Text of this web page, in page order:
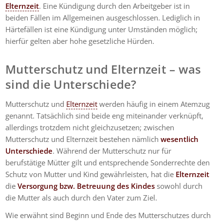
Elternzeit. Eine Kündigung durch den Arbeitgeber ist in
beiden Fällen im Allgemeinen ausgeschlossen. Lediglich in
Härtefällen ist eine Kündigung unter Umständen möglich;
hierfür gelten aber hohe gesetzliche Hürden.
Mutterschutz und Elternzeit – was
sind die Unterschiede?
Mutterschutz und Elternzeit werden häufig in einem Atemzug
genannt. Tatsächlich sind beide eng miteinander verknüpft,
allerdings trotzdem nicht gleichzusetzen; zwischen
Mutterschutz und Elternzeit bestehen nämlichwesentlich
Unterschiede. Während der Mutterschutz nur für
berufstätige Mütter gilt und entsprechende Sonderrechte den
Schutz von Mutter und Kind gewährleisten, hat die Elternzeit
dieVersorgung bzw. Betreuung des Kindes sowohl durch
die Mutter als auch durch den Vater zum Ziel.
Wie erwähnt sind Beginn und Ende des Mutterschutzes durch